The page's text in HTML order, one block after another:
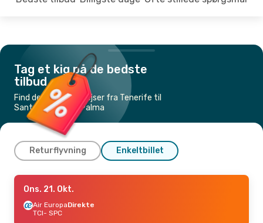
Tag et kig på de bedste
tilbud
Find de billigste flyrejser fra Tenerife til
Santa Cruz de La Palma
Returflyvning Enkeltbillet
Tir. 29. Sep.- Tir. 6. Okt.
Air EuropaDirekte
TCI- SPC
Ons. 21. Okt.
Air EuropaDirekte
TCI- SPC